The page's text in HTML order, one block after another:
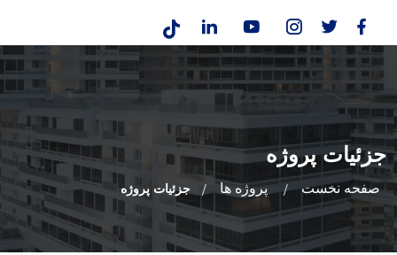
جزئیات پروژه
صفحه نخست پروژه ها جزئیات پروژه